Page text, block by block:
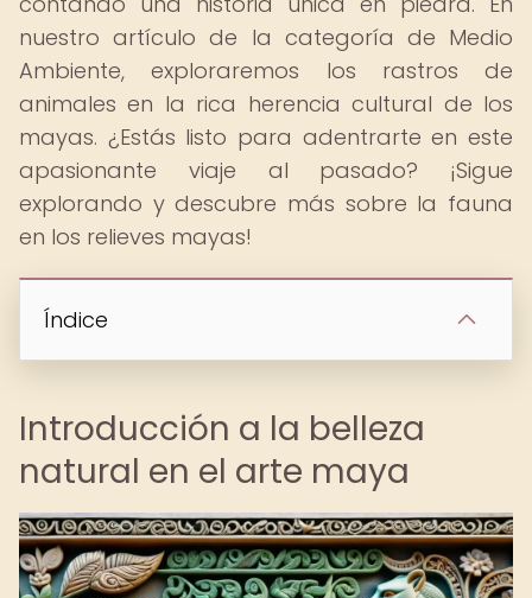
nuestro artículo de la categoría de Medio
Ambiente, exploraremos los rastros de
animales en la rica herencia cultural de los
mayas. ¿Estás listo para adentrarte en este
apasionante viaje al pasado? ¡Sigue
explorando y descubre más sobre la fauna
en los relieves mayas!
Índice
Introducción a la belleza
natural en el arte maya